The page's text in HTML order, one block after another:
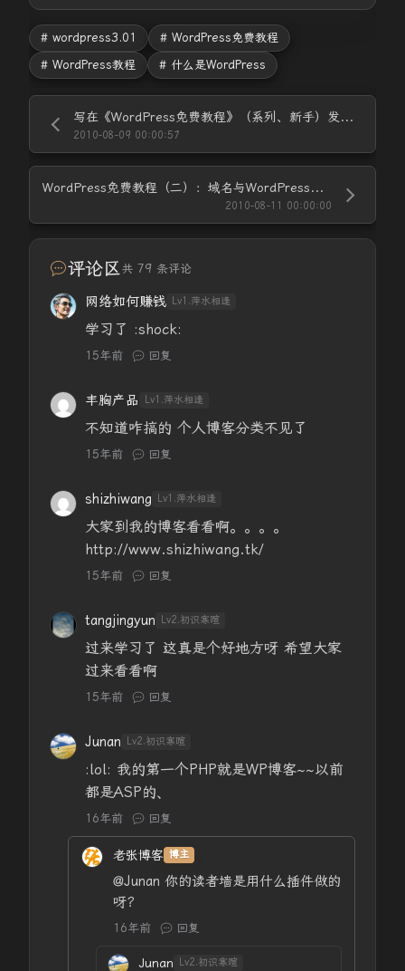
# wordpress3.01
# WordPress免费教程
# WordPress教程
# 什么是WordPress
写在《WordPress免费教程》（系列、新手）发布之前
2010-08-09 00:00:57
WordPress免费教程（二）：域名与WordPress空间的选择
2010-08-11 00:00:00
评论区共 79 条评论
网络如何赚钱 Lv1.萍水相逢
学习了 :shock:
15年前 回复
丰胸产品 Lv1.萍水相逢
不知道咋搞的 个人博客分类不见了
15年前 回复
shizhiwang Lv1.萍水相逢
大家到我的博客看看啊。。。。
http://www.shizhiwang.tk/
15年前 回复
tangjingyun Lv2.初识寒暄
过来学习了 这真是个好地方呀 希望大家
过来看看啊
15年前 回复
Junan Lv2.初识寒暄
:lol: 我的第一个PHP就是WP博客~~以前
都是ASP的、
16年前 回复
老张博客 博主
@Junan 你的读者墙是用什么插件做的
呀？
16年前 回复
Junan Lv2.初识寒暄